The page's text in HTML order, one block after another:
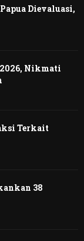
Dievaluasi,
Nikmati
Terkait
38